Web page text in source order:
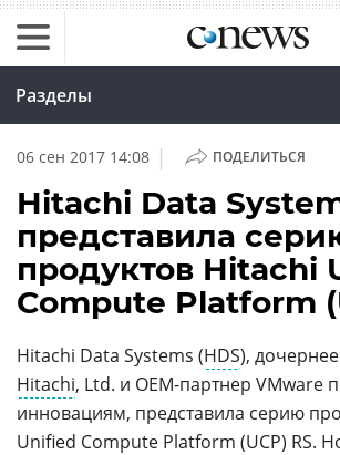
Разделы
06 сен 2017 14:08 | ПОДЕЛИТЬСЯ
Hitachi Data
представила
продуктов Hitachi
Compute Platform
Hitachi Data Systems (HDS),
Hitachi, Ltd. и OEM-партнер VMware
инновациям, представила серию
Unified Compute Platform (UCP) RS.